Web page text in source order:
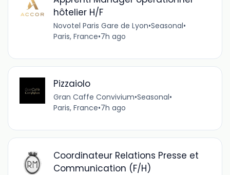
hôtelier H/F
Novotel Paris Gare de Lyon•Seasonal•
Paris, France•7h ago
Pizzaiolo
Gran Caffe Convivium•Seasonal•
Paris, France•7h ago
Coordinateur Relations Presse et
Communication (F/H)